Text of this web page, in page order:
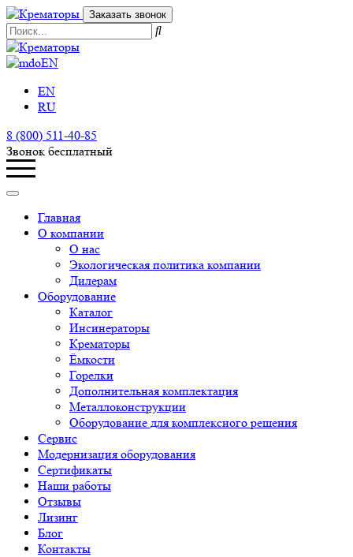
Заказать звонок
EN
EN
RU
8 (800) 511-40-85
Звонок бесплатный
Главная
О компании
О нас
Экологическая политика компании
Дилерам
Оборудование
Каталог
Инсинераторы
Крематоры
Ёмкости
Горелки
Дополнительная комплектация
Металлоконструкции
Оборудование для комплексного решения
Сервис
Модернизация оборудования
Сертификаты
Наши работы
Отзывы
Лизинг
Блог
Контакты